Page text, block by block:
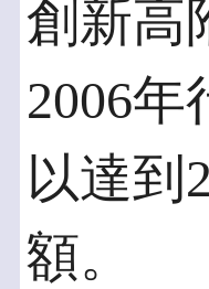
創新高
2006
以達到
額。